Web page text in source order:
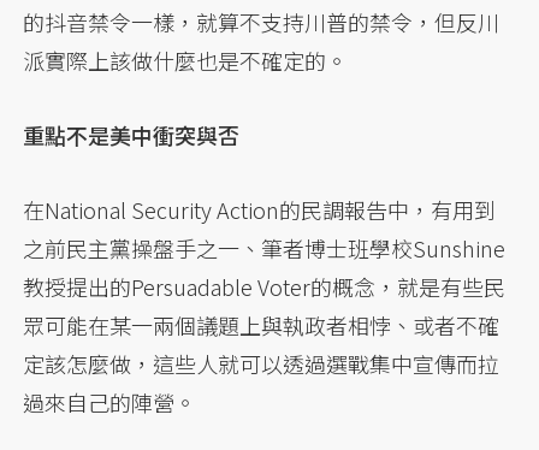
的抖音禁令一樣，就算不支持川普的禁令，但反川
派實際上該做什麼也是不確定的。
重點不是美中衝突與否
在National Security Action的民調報告中，有用到
之前民主黨操盤手之一、筆者博士班學校Sunshine
教授提出的Persuadable Voter的概念，就是有些民
眾可能在某一兩個議題上與執政者相悖、或者不確
定該怎麼做，這些人就可以透過選戰集中宣傳而拉
過來自己的陣營。